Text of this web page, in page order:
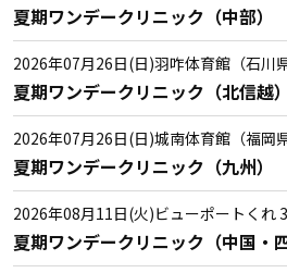
夏期ワンデークリニック（中部）
2026年07月26日(日)羽咋体育館（石川県
夏期ワンデークリニック（北信越）
2026年07月26日(日)城南体育館（福岡県
夏期ワンデークリニック（九州）
2026年08月11日(火)ビューポートくれ
夏期ワンデークリニック（中国・四